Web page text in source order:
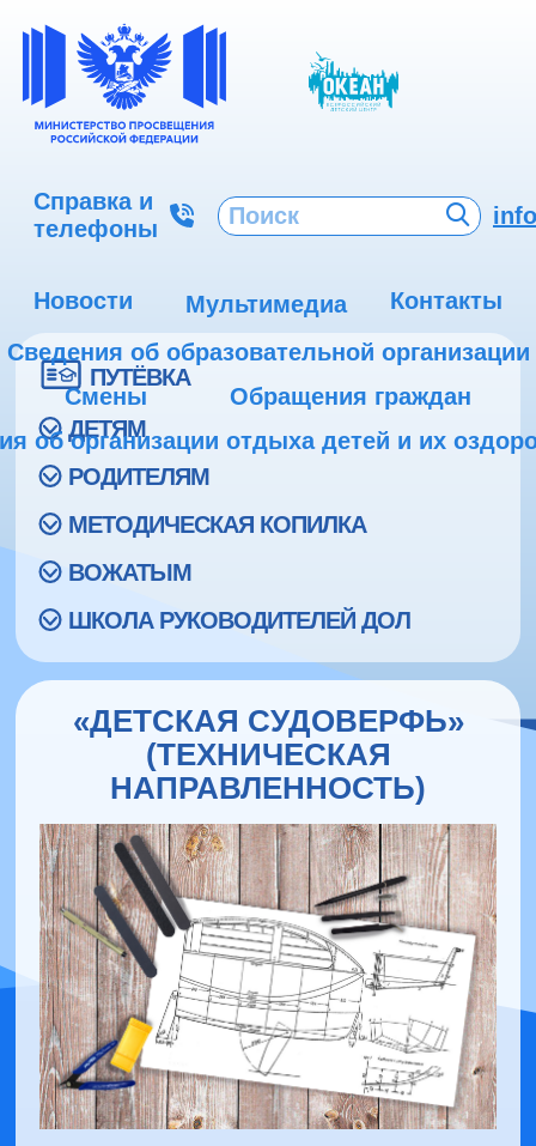
Справка и
телефоны
Новости Мультимедиа
Контакты
Сведения об образовательной организации
Смены
Обращения граждан
об организации отдыха детей и их
ПУТЁВКА
ДЕТЯМ
РОДИТЕЛЯМ
МЕТОДИЧЕСКАЯ КОПИЛКА
ВОЖАТЫМ
ШКОЛА РУКОВОДИТЕЛЕЙ ДОЛ
«ДЕТСКАЯ СУДОВЕРФЬ»
(ТЕХНИЧЕСКАЯ
НАПРАВЛЕННОСТЬ)